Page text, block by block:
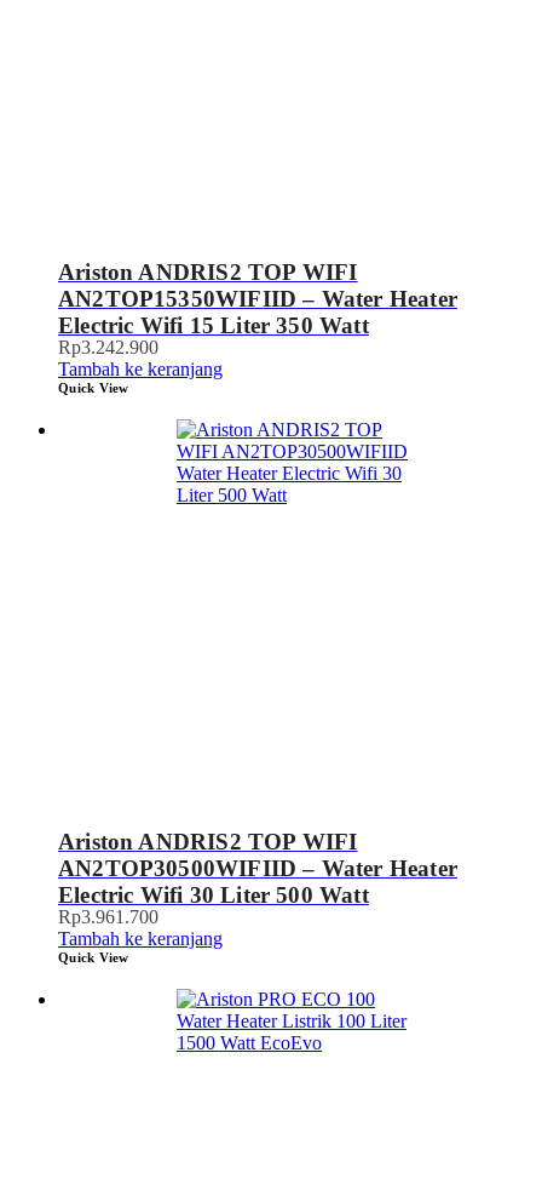
Ariston ANDRIS2 TOP WIFI
AN2TOP15350WIFIID – Water Heater
Electric Wifi 15 Liter 350 Watt
Rp3.242.900
Tambah ke keranjang
Quick View
Ariston ANDRIS2 TOP WIFI
AN2TOP30500WIFIID – Water Heater
Electric Wifi 30 Liter 500 Watt
Rp3.961.700
Tambah ke keranjang
Quick View